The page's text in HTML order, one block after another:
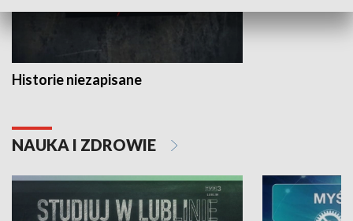
Historie niezapisane
NAUKA I ZDROWIE